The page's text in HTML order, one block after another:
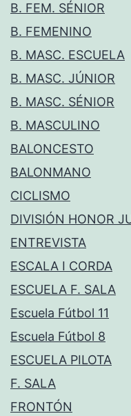
B. FEM. SÉNIOR
B. FEMENINO
B. MASC. ESCUELA
B. MASC. JÚNIOR
B. MASC. SÉNIOR
B. MASCULINO
BALONCESTO
BALONMANO
CICLISMO
DIVISIÓN HONOR
ENTREVISTA
ESCALA I CORDA
ESCUELA F. SALA
Escuela Fútbol 11
Escuela Fútbol 8
ESCUELA PILOTA
F. SALA
FRONTÓN